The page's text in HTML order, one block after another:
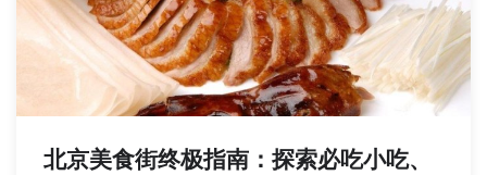
北京美食街终极指南：探索必吃小吃、